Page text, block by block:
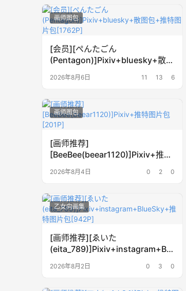
画师图包
[会员][ぺんたごん
(Pentagon)]Pixiv+bluesky+散图
包+推特图片包[1762P]
2026年8月6日 11 13 6
画师图包
[画师推荐]
[BeeBee(beear1120)]Pixiv+推特
图片包[201P]
2026年8月4日 0 2 0
乙女向画集
[画师推荐][ゑいた
(eita_789)]Pixiv+instagram+Blu
2026年8月2日 0 3 0